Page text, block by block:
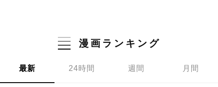
漫画ランキング
最新 24時間 週間 月間